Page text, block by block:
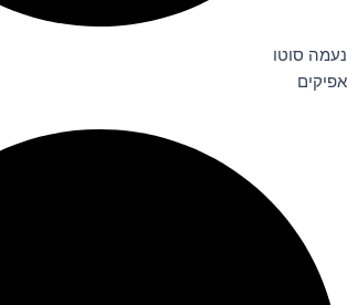
נעמה סוטו
אפיקים